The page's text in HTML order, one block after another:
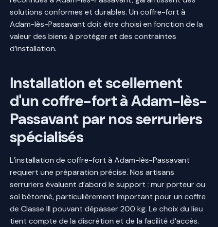
solutions conformes et durables. Un coffre-fort à
Adam-lès-Passavant doit être choisi en fonction de la
valeur des biens à protéger et des contraintes
d’installation.
Installation et scellement
d'un coffre-fort à Adam-lès-
Passavant par nos serruriers
spécialisés
L’installation de coffre-fort à Adam-lès-Passavant
requiert une préparation précise. Nos artisans
serruriers évaluent d’abord le support : mur porteur ou
sol bétonné, particulièrement important pour un coffre
de Classe III pouvant dépasser 200 kg. Le choix du lieu
tient compte de la discrétion et de la facilité d’accès.